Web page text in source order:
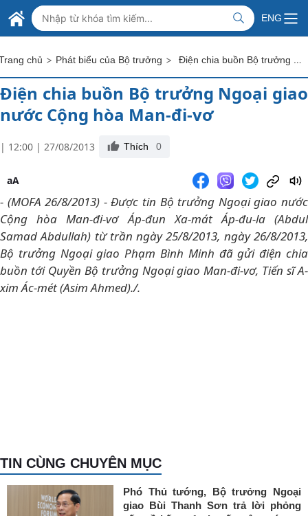
Skip to Main Content
BỘ NGOẠI GIAO VIỆT NAM
MINISTRY OF FOREIGN AFFAIRS
ENG
chủ > Phát biểu của Bộ trưởng > Điện chia buồn Bộ trưởng Ngoại giao nước Cộng hòa Man-đi-vơ
Điện chia buồn Bộ trưởng Ngoại giao
nước Cộng hòa Man-đi-vơ
| 12:00 | 27/08/2013 Thích 0
aA
- (MOFA 26/8/2013) - Được tin Bộ trưởng Ngoại giao nước
Cộng hòa Man-đi-vơ Áp-đun Xa-mát Áp-đu-la (Abdul
Samad Abdullah) từ trần ngày 25/8/2013, ngày 26/8/2013,
Bộ trưởng Ngoại giao Phạm Bình Minh đã gửi điện chia
buồn tới Quyền Bộ trưởng Ngoại giao Man-đi-vơ, Tiến sĩ A-
xim Ác-mét (Asim Ahmed)./.
TIN CÙNG CHUYÊN MỤC
Phó Thủ tướng, Bộ trưởng Ngoại
giao Bùi Thanh Sơn trả lời phỏng